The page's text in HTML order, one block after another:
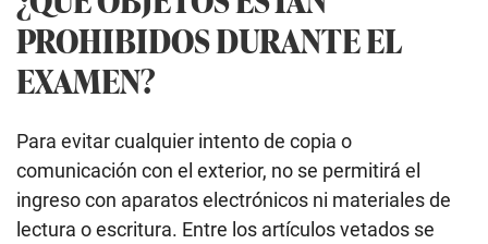
PROHIBIDOS DURANTE EL
EXAMEN?
Para evitar cualquier intento de copia o
comunicación con el exterior, no se permitirá el
ingreso con aparatos electrónicos ni materiales de
lectura o escritura. Entre los artículos vetados se